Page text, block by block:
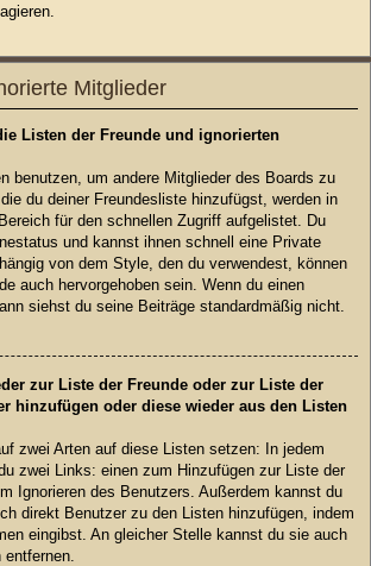
Mitglieder
Listen der Freunde und ignorierten
benutzen, um andere Mitglieder des Boards zu
du deiner Freundesliste hinzufügst, werden in
für den schnellen Zugriff aufgelistet. Du
und kannst ihnen schnell eine Private
von dem Style, den du verwendest, können
auch hervorgehoben sein. Wenn du einen
siehst du seine Beiträge standardmäßig nicht.
zur Liste der Freunde oder zur Liste der
hinzufügen oder diese wieder aus den Listen
zwei Arten auf diese Listen setzen: In jedem
zwei Links: einen zum Hinzufügen zur Liste der
Ignorieren des Benutzers. Außerdem kannst du
direkt Benutzer zu den Listen hinzufügen, indem
eingibst. An gleicher Stelle kannst du sie auch